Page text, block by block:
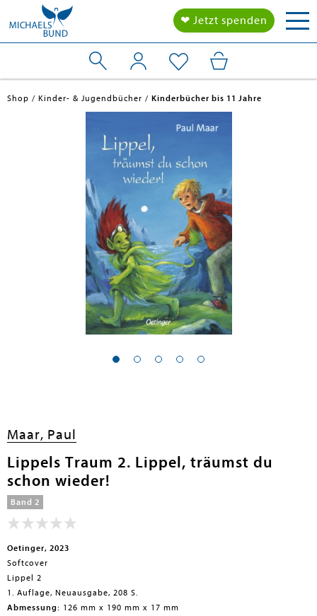
❤ Jetzt spenden
submenu
submenu
submenu
Shop Kinder- & Jugendbücher Kinderbücher bis 11 Jahre
Maar, Paul
Lippels Traum 2. Lippel, träumst du
schon wieder!
Band 2
Oetinger, 2023
Softcover
Lippel 2
1. Auflage, Neuausgabe, 208 S.
Abmessung: 126 mm x 190 mm x 17 mm